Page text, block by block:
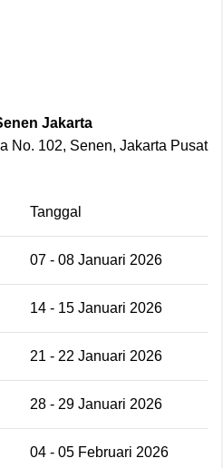
Jakarta
No. 102, Senen, Jakarta Pusat
Tanggal
07 - 08 Januari 2026
14 - 15 Januari 2026
21 - 22 Januari 2026
28 - 29 Januari 2026
04 - 05 Februari 2026